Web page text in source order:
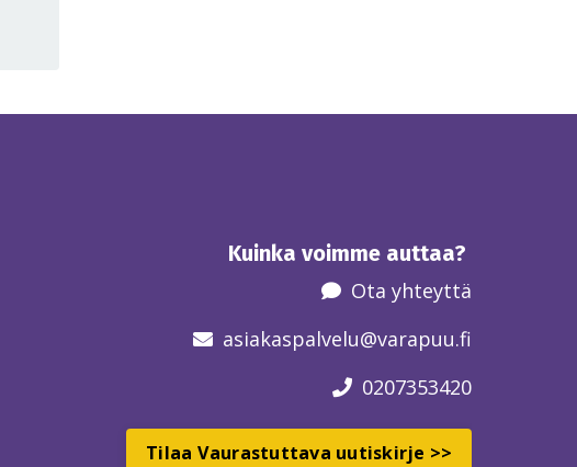
Kuinka voimme auttaa?
Ota yhteyttä
asiakaspalvelu@varapuu.fi
0207353420
Tilaa Vaurastuttava uutiskirje >>